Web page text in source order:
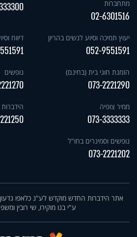
מתחברות
02-6301516
יעוץ תמיכה וסיוע לנשים בהריון
052-9551591
דיווח
הזמנת חוגי בית (בחינם)
073-2221290
נופשים
ממיר צופיה
073-3333333
נופשים וסמינרים בחו"ל
073-2221202
אתר הידברות החדש מוקדש לע"נ כלאפו גדעון
ע"י בנו מוקירו, שי רובין